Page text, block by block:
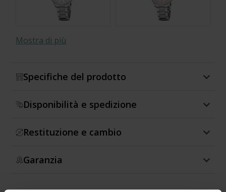
Mostra di più
Specifiche del prodotto
Disponibilità e spedizione
Restituzione e cambio
Garanzia